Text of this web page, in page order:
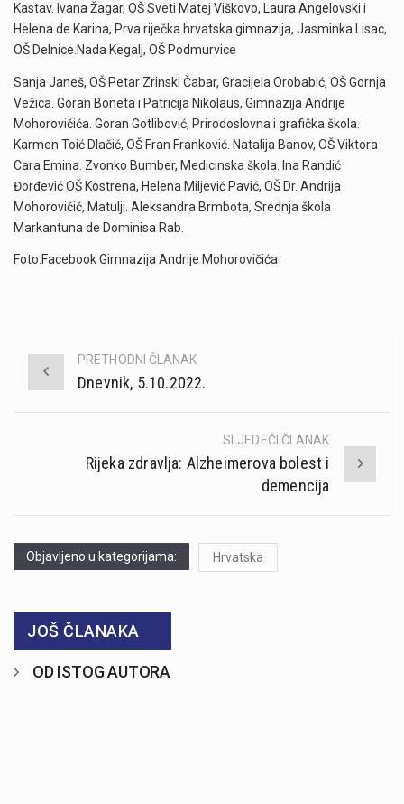
Kastav. Ivana Žagar, OŠ Sveti Matej Viškovo, Laura Angelovski i
Helena de Karina, Prva riječka hrvatska gimnazija, Jasminka Lisac,
OŠ Delnice.Nada Kegalj, OŠ Podmurvice
Sanja Janeš, OŠ Petar Zrinski Čabar, Gracijela Orobabić, OŠ Gornja
Vežica. Goran Boneta i Patricija Nikolaus, Gimnazija Andrije
Mohorovičića. Goran Gotlibović, Prirodoslovna i grafička škola.
Karmen Toić Dlačić, OŠ Fran Franković. Natalija Banov, OŠ Viktora
Cara Emina. Zvonko Bumber, Medicinska škola. Ina Randić
Đorđević OŠ Kostrena, Helena Miljević Pavić, OŠ Dr. Andrija
Mohorovičić, Matulji. Aleksandra Brmbota, Srednja škola
Markantuna de Dominisa Rab.
Foto:Facebook Gimnazija Andrije Mohorovičića
Post
PRETHODNI ČLANAK
Dnevnik, 5.10.2022.
SLJEDEĆI ČLANAK
Rijeka zdravlja: Alzheimerova bolest i
demencija
Objavljeno u kategorijama: Hrvatska
JOŠ ČLANAKA
OD ISTOG AUTORA